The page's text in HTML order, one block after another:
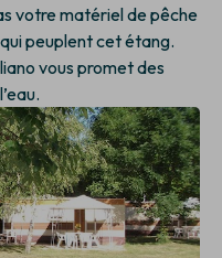
votre matériel de pêche
peuplent cet étang.
vous promet des